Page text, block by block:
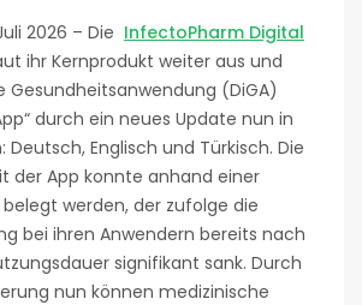
2026 – Die InfectoPharm Digital
ihr Kernprodukt weiter aus und
(DiGA)
durch ein neues Update nun in
Deutsch, Englisch und Türkisch. Die
der App konnte anhand einer
werden, der zufolge die
bei ihren Anwendern bereits nach
signifikant sank. Durch
nun können medizinische